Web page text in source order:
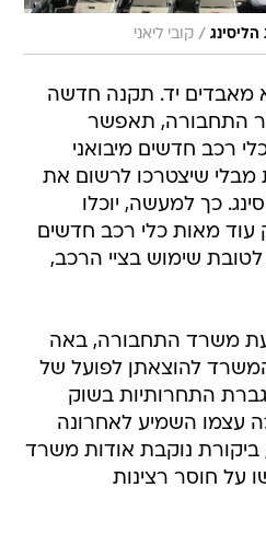
/ קובי ליאני
מאבדים יד. תקנה חדשה
התחבורה, תאפשר
רכב חדשים מיבואני
מבלי שיצטרכו לרשום את
כך למעשה, יוכלו
עוד מאות כלי רכב חדשים
שימוש בציי הרכב,
משרד התחבורה, באה
להוצאתן לפועל של
התחרותיות בשוק
עצמו השמיע לאחרונה
ביקורת נוקבת אודות משרד
על חוסר רצינות